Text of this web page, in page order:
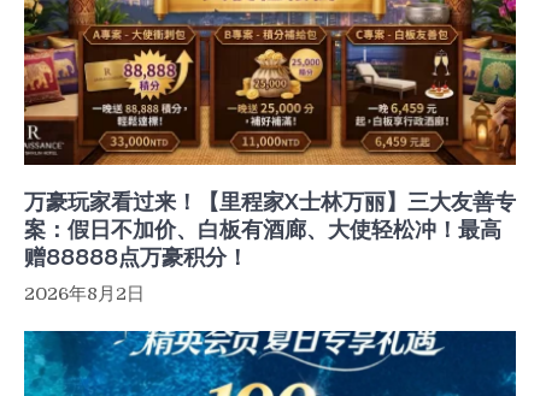
万豪玩家看过来！【里程家X士林万丽】三大友善专
案：假日不加价、白板有酒廊、大使轻松冲！最高
赠88888点万豪积分！
2026年8月2日